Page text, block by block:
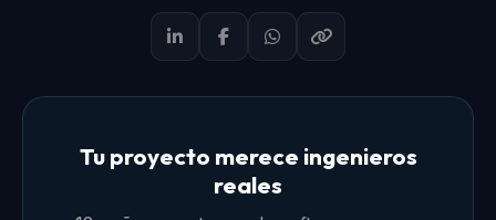
Tu proyecto merece ingenieros
reales